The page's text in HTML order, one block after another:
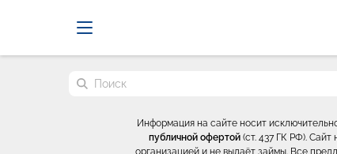
Поиск по сайту
Информация на сайте носит
публичной офертой (ст. 437 ГК РФ).